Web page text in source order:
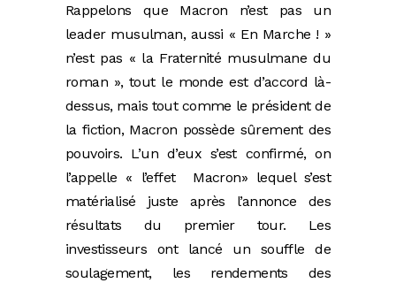
Rappelons que Macron n’est pas un
leader musulman, aussi « En Marche ! »
n’est pas « la Fraternité musulmane du
roman », tout le monde est d’accord là-
dessus, mais tout comme le président de
la fiction, Macron possède sûrement des
pouvoirs. L’un d’eux s’est confirmé, on
l’appelle « l’effet Macron» lequel s’est
matérialisé juste après l’annonce des
résultats du premier tour. Les
investisseurs ont lancé un souffle de
soulagement, les rendements des